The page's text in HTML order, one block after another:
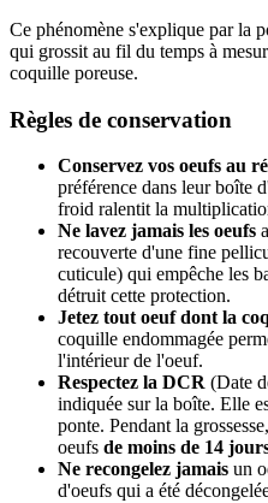
Ce phénomène s'explique par la
qui grossit au fil du temps à
coquille poreuse.
Règles de conservation
Conservez vos oeufs au
préférence dans leur boîte
froid ralentit la
Ne lavez jamais les oeufs
recouverte d'une fine
cuticule) qui empêche les
détruit cette protection.
Jetez tout oeuf dont la
coquille endommagée
l'intérieur de l'oeuf.
Respectez la DCR (Date
indiquée sur la boîte. Elle
ponte. Pendant la
oeufs de moins de 14
Ne recongelez jamais un
d'oeufs qui a été